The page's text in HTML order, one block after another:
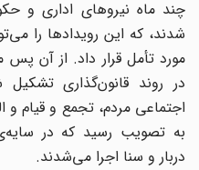
چند ماه نیروهای اداری و
شدند، که این رویدادها را
مورد تأمل قرار داد. از آن
در روند قانون‌گذاری تشکیل
اجتماعی مردم، تجمع و قیام و
به تصویب رسید که در
دربار و سنا اجرا می‌شدند.